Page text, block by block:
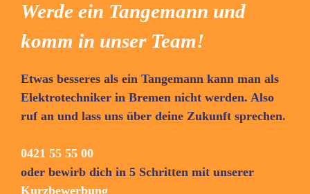
Werde ein Tangemann und
komm in unser Team!
Etwas besseres als ein Tangemann kann man als
Elektrotechniker in Bremen nicht werden. Also
ruf an und lass uns über deine Zukunft sprechen.
0421 55 55 00
oder bewirb dich in 5 Schritten mit unserer
Kurzbewerbung